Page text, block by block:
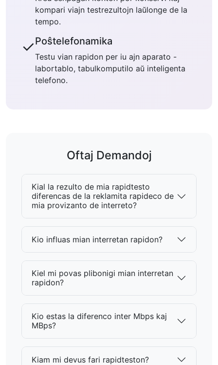
kompari viajn testrezultojn laŭlonge de la
tempo.
✓Poŝtelefonamika
Testu vian rapidon per iu ajn aparato -
labortablo, tabulkomputilo aŭ inteligenta
telefono.
Oftaj Demandoj
Kial la rezulto de mia rapidtesto
diferencas de la reklamita rapideco de
mia provizanto de interreto?
Kio influas mian interretan rapidon?
Kiel mi povas plibonigi mian interretan
rapidon?
Kio estas la diferenco inter Mbps kaj
MBps?
Kiam mi devus fari rapidteston?